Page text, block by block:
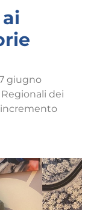
giugno
dei
incremento